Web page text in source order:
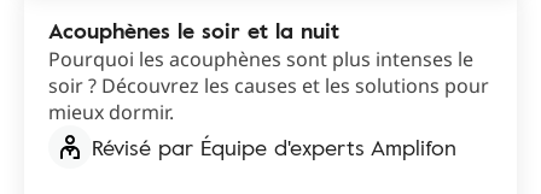
Acouphènes le soir et la nuit
Pourquoi les acouphènes sont plus intenses le
soir ? Découvrez les causes et les solutions pour
mieux dormir.
Révisé par Équipe d'experts Amplifon